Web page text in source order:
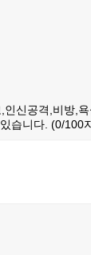
인신공격,비방,
습니다. (0/100